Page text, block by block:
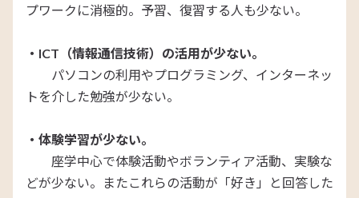
プワークに消極的。予習、復習する人も少ない。
・ICT（情報通信技術）の活用が少ない。
パソコンの利用やプログラミング、インターネッ
トを介した勉強が少ない。
・体験学習が少ない。
座学中心で体験活動やボランティア活動、実験な
どが少ない。またこれらの活動が「好き」と回答した